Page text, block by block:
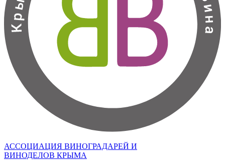
АССОЦИАЦИЯ ВИНОГРАДАРЕЙ И
ВИНОДЕЛОВ КРЫМА